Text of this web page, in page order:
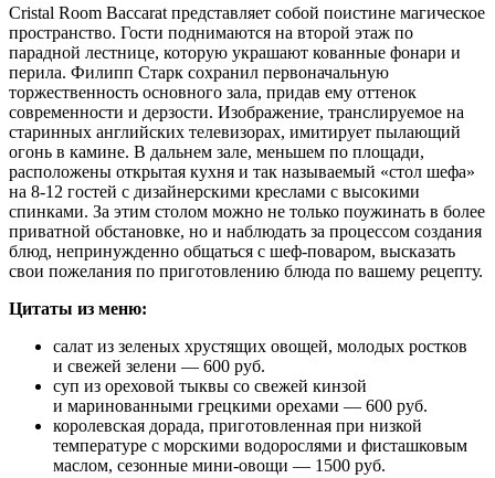
Cristal Room Baccarat представляет собой поистине магическое
пространство. Гости поднимаются на второй этаж по
парадной лестнице, которую украшают кованные фонари и
перила. Филипп Старк сохранил первоначальную
торжественность основного зала, придав ему оттенок
современности и дерзости. Изображение, транслируемое на
старинных английских телевизорах, имитирует пылающий
огонь в камине. В дальнем зале, меньшем по площади,
расположены открытая кухня и так называемый «стол шефа»
на 8-12 гостей с дизайнерскими креслами с высокими
спинками. За этим столом можно не только поужинать в более
приватной обстановке, но и наблюдать за процессом создания
блюд, непринужденно общаться с шеф-поваром, высказать
свои пожелания по приготовлению блюда по вашему рецепту.
Цитаты из меню:
салат из зеленых хрустящих овощей, молодых ростков
и свежей зелени — 600 руб.
суп из ореховой тыквы со свежей кинзой
и маринованными грецкими орехами — 600 руб.
королевская дорада, приготовленная при низкой
температуре с морскими водорослями и фисташковым
маслом, сезонные мини-овощи — 1500 руб.